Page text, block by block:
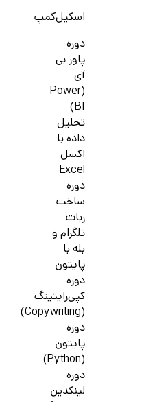
اسکیل‌کمپ
دوره
پاور بی
آی
(Power
BI)
تحلیل
داده با
اکسل
Excel
دوره
ساخت
ربات
تلگرام و
بله با
پایتون
دوره
کپی‌رایتینگ
(Copywriting)
دوره
پایتون
(Python)
دوره
لینکدین